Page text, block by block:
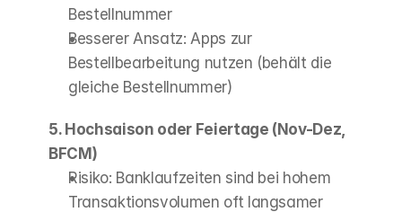
Bestellnummer
Besserer Ansatz: Apps zur
Bestellbearbeitung nutzen (behält die
gleiche Bestellnummer)
5. Hochsaison oder Feiertage (Nov-Dez,
BFCM)
Risiko: Banklaufzeiten sind bei hohem
Transaktionsvolumen oft langsamer